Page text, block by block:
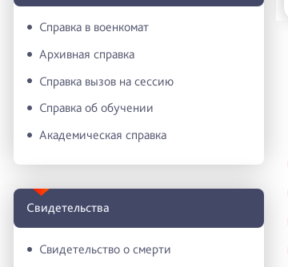
Справка в военкомат
Архивная справка
Справка вызов на сессию
Справка об обучении
Академическая справка
Свидетельства
Свидетельство о смерти